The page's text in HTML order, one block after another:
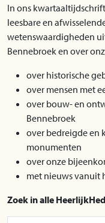
In ons kwartaaltijdschrift
leesbare en
wetenswaardigheden
Bennebroek en over
over historische
over mensen met
over bouw- en
Bennebroek
over bedreigde en
monumenten
over onze
met nieuws vanuit
Zoek in alle